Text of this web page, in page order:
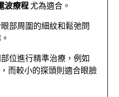
波療程尤為適合。
部周圍的細紋和鬆弛問
位進行精準治療，例如
而較小的探頭則適合眼臉